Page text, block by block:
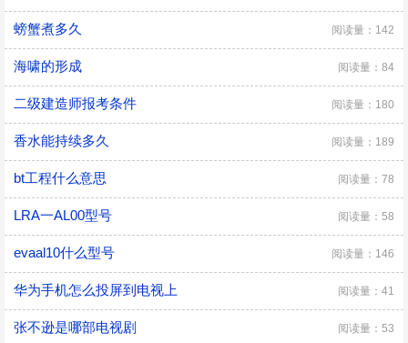
螃蟹煮多久 阅读量：142
海啸的形成 阅读量：84
二级建造师报考条件 阅读量：180
香水能持续多久 阅读量：189
bt工程什么意思 阅读量：78
LRA一AL00型号 阅读量：58
evaal10什么型号 阅读量：146
华为手机怎么投屏到电视上 阅读量：41
张不逊是哪部电视剧 阅读量：53